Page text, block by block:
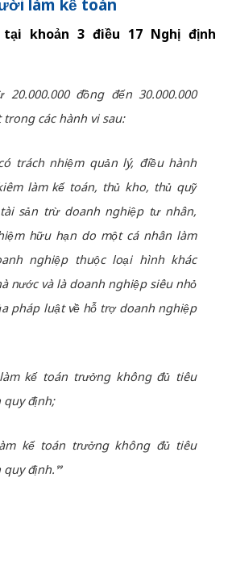
làm kế toán
khoản 3 điều 17 Nghị định
đồng đến 30.000.000
các hành vi sau:
trách nhiệm quản lý, điều hành
làm kế toán, thủ kho, thủ quỹ
sản trừ doanh nghiệp tư nhân,
hữu hạn do một cá nhân làm
nghiệp thuộc loại hình khác
nước và là doanh nghiệp siêu nhỏ
pháp luật về hỗ trợ doanh nghiệp
kế toán trưởng không đủ tiêu
định;
kế toán trưởng không đủ tiêu
định.”